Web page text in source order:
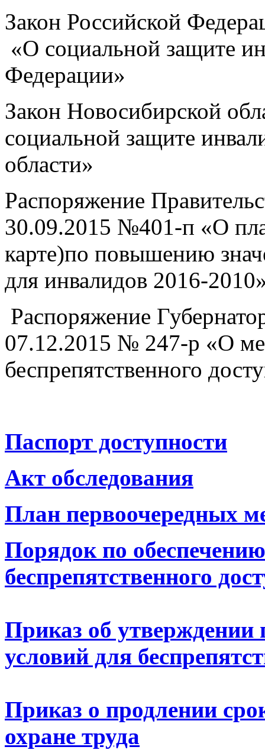
Закон Российской
«О социальной защите
Федерации»
Закон Новосибирской
социальной защите
области»
Распоряжение
30.09.2015 №401-п «О
карте)по повышению
для инвалидов 2016-
Распоряжение
07.12.2015 № 247-р «О
беспрепятственного
Паспорт доступности
Акт обследования
План первоочередных
Порядок по
беспрепятственного
Приказ об утверждении
условий для
Приказ о продлении
охране труда